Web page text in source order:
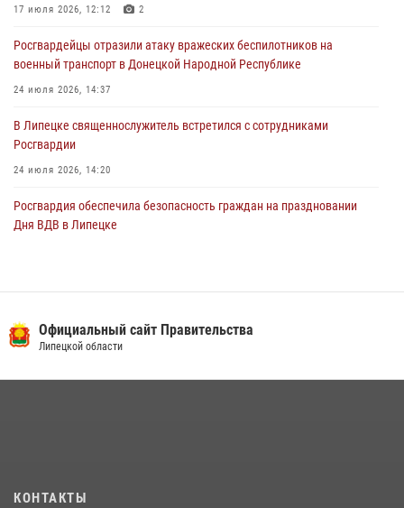
03 августа 2026, 13:39
17 июля 2026, 12:12 2
Росгвардейцы отразили атаку вражеских беспилотников на
военный транспорт в Донецкой Народной Республике
24 июля 2026, 14:37
В Липецке священнослужитель встретился с сотрудниками
Росгвардии
24 июля 2026, 14:20
Росгвардия обеспечила безопасность граждан на праздновании
Дня ВДВ в Липецке
28 июля 2026, 14:38 4
20 июля 2026, 12:22
Официальный сайт Правительства
Липецкой области
КОНТАКТЫ